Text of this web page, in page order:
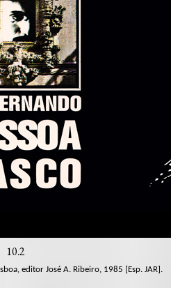
10.2
editor José A. Ribeiro, 1985 [Esp. JAR].